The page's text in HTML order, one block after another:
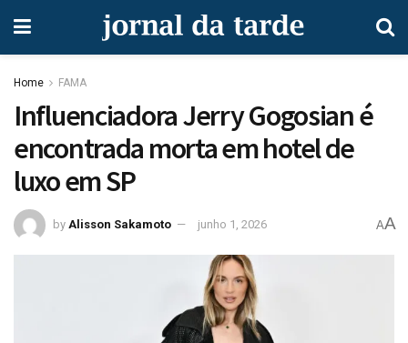
Home FAMA
Influenciadora Jerry Gogosian é
encontrada morta em hotel de
luxo em SP
by Alisson Sakamoto junho 1, 2026 AA